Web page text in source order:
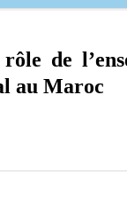
de
au Maroc